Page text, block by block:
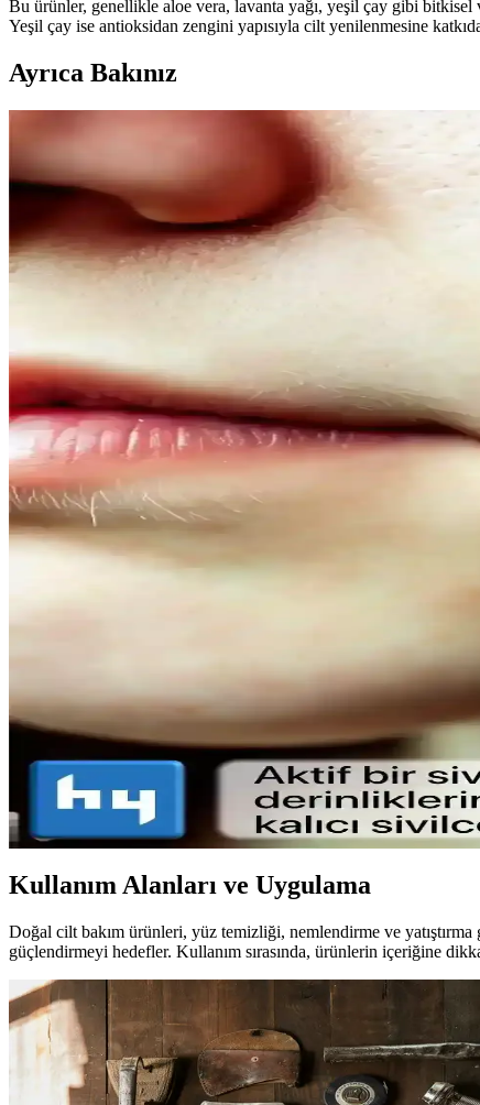
Bu ürünler, genellikle aloe vera, lavanta yağı, yeşil çay gibi bitkisel
Yeşil çay ise antioksidan zengini yapısıyla cilt yenilenmesine
Ayrıca Bakınız
Kahve Siyah ve Yarı Kalıcı Saç Renkleri: Doğal ve
Kahve siyah ve yarı kalıcı saç renkleri, doğal görünüm ve bakım
Doğal Denge ve Güzellik Arasındaki Bağlantı:
Doğal dengeyi koruma ve güzelliği destekleme yöntemleri, organik
Doğal İçerikli Duş Jeli Seçenekleri: Le Petit
Her iki markanın doğal içerikli duş jeli ürünleri, cilt sağlığı ve
bakımda tercih edilir.
Vegan Göz Altı Bakım Kremleri: Doğal ve
Vegan göz altı kremleri, doğal içeriklerle formüle edilerek cilt
Doğal Ağız Bakım Macunları: Bitkisel İçeriklerle
Doğal ağız bakım macunları, bitkisel özler ve antiseptik
Doğal Görünüm İçin En İyi Hafif Maskara
Doğal görünümlü maskaralar, hafif ve su bazlı formülleriyle
Lykd Makyaj Sabitleyici Sprey: Gün Boyu Tazelik
Lykd makyaj sabitleyici spreyi, hafif yapısı ve yüksek
Sivilce Tedavi Yöntemleri: Doğal ve Medikal
Sivilce tedavisinde doğal ve medikal yöntemleri, dikkat edilmesi
Kullanım Alanları ve Uygulama
Doğal cilt bakım ürünleri, yüz temizliği, nemlendirme ve
güçlendirmeyi hedefler. Kullanım sırasında, ürünlerin içeriğine